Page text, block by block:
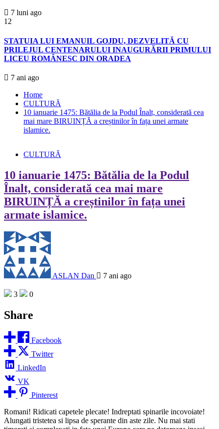
7 luni ago
12
STATUIA LUI EMANUIL GOJDU, DEZVELITĂ CU
PRILEJUL CENTENARULUI INAUGURĂRII PRIMULUI
LICEU ROMÂNESC DIN ORADEA
7 ani ago
Home
CULTURĂ
10 ianuarie 1475: Bătălia de la Podul Înalt, considerată cea
mai mare BIRUINȚĂ a creștinilor în fața unei armate
islamice.
CULTURĂ
10 ianuarie 1475: Bătălia de la Podul
Înalt, considerată cea mai mare
BIRUINȚĂ a creștinilor în fața unei
armate islamice.
ASLAN Dan 7 ani ago
3 0
Share
Facebook
Twitter
LinkedIn
VK
Pinterest
Romani! Ridicati capetele plecate! Indreptati spinarile incovoiate!
Alungati tristetea si lipsa de sperante din aste zile. Nu mai stati